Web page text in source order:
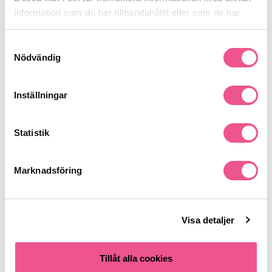
information som du har tillhandahållit eller som de har
samlat in när du har använt deras tjänster.
Nödvändig
Inställningar
Statistik
Marknadsföring
Visa detaljer
Tillåt alla cookies
Recensioner
Finns i: